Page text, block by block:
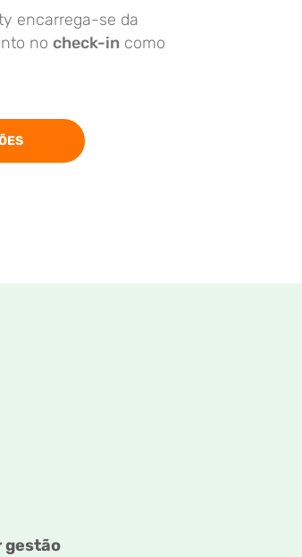
encarrega-se da
no check-in como
gestão